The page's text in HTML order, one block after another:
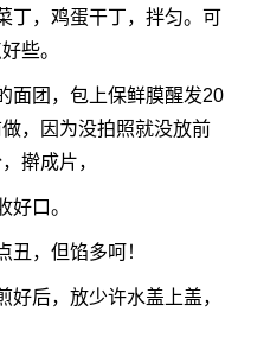
丁，鸡蛋干丁，拌匀。可
些。
面团，包上保鲜膜醒发20
，因为没拍照就没放前
擀成片，
好口。
丑，但馅多呵！
后，放少许水盖上盖，